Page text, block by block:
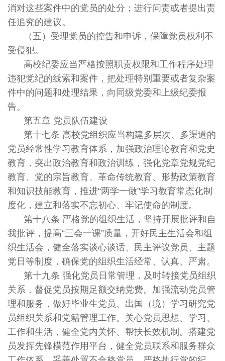
消对这些案件中的党员的处分；进行问责或者提出责
任追究的建议。
（五）受理党员的控告和申诉，保障党员权利不
受侵犯。
高校纪委应当严格按照职责权限和工作程序处理
违犯党纪的线索和案件，把处理特别重要或者复杂案
件中的问题和处理结果，向同级党委和上级纪委报
告。
第五章 党员队伍建设
第十七条 高校党组织应当构建多层次、多渠道的
党员经常性学习教育体系，加强政治理论教育和党史
教育，突出政治教育和政治训练，强化党章党规党纪
教育、党的宗旨教育、革命传统教育、形势政策教育
和知识技能教育，推进“两学一做”学习教育常态化制
度化，建立和落实不忘初心、牢记使命的制度。
第十八条 严格党的组织生活，坚持开展批评和自
我批评，提高“三会一课”质量，开好民主生活会和组
织生活会，健全落实谈心谈话、民主评议党员、主题
党日等制度，确保党的组织生活经常、认真、严肃。
第十九条 强化党员日常管理，及时转接党员组织
关系，督促党员按期足额交纳党费。加强流动党员管
理和服务，做好毕业生党员、出国（境）学习研究党
员组织关系和党籍管理工作。关心党员思想、学习、
工作和生活，健全党内关怀、帮扶长效机制。搭建党
员发挥先锋模范作用平台，健全党员联系和服务群众